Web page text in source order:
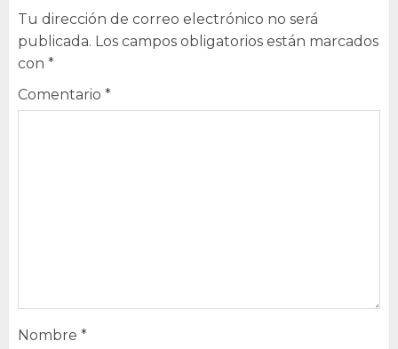
Tu dirección de correo electrónico no será
publicada. Los campos obligatorios están marcados
con *
Comentario *
Nombre *